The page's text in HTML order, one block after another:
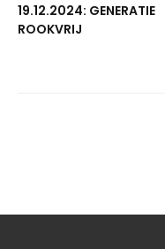
19.12.2024: GENERATIE
ROOKVRIJ